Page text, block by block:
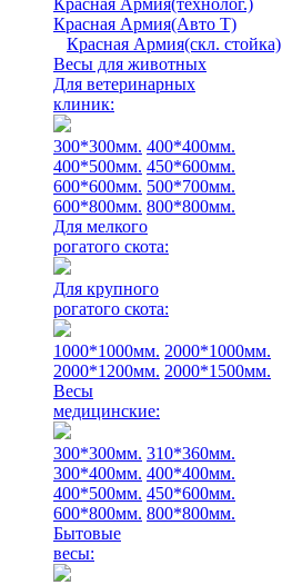
Красная Армия(технолог.)
Красная Армия(Авто Т)
Красная Армия(скл. стойка)
Весы для животных
Для ветеринарных
клиник:
300*300мм. 400*400мм.
400*500мм. 450*600мм.
600*600мм. 500*700мм.
600*800мм. 800*800мм.
Для мелкого
рогатого скота:
Для крупного
рогатого скота:
1000*1000мм. 2000*1000мм.
2000*1200мм. 2000*1500мм.
Весы
медицинские:
300*300мм. 310*360мм.
300*400мм. 400*400мм.
400*500мм. 450*600мм.
600*800мм. 800*800мм.
Бытовые
весы: